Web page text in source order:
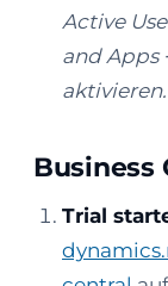
Active
and Apps
aktivieren.
Business
Trial